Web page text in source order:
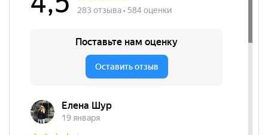
Декоративные
да
АртСофа
Модерн, Хай-Тек, Эко-стиль,
Современный